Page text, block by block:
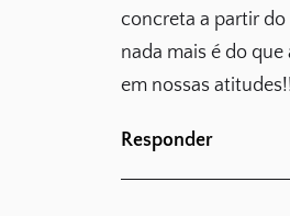
concreta a partir
nada mais é do
em nossas
Responder